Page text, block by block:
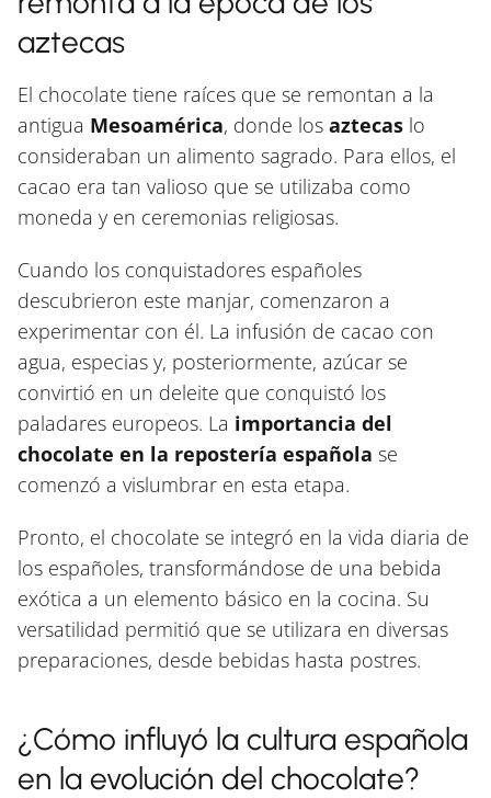
aztecas
El chocolate tiene raíces que se remontan a la
antigua Mesoamérica, donde los aztecas lo
consideraban un alimento sagrado. Para ellos, el
cacao era tan valioso que se utilizaba como
moneda y en ceremonias religiosas.
Cuando los conquistadores españoles
descubrieron este manjar, comenzaron a
experimentar con él. La infusión de cacao con
agua, especias y, posteriormente, azúcar se
convirtió en un deleite que conquistó los
paladares europeos. La importancia del
chocolate en la repostería española se
comenzó a vislumbrar en esta etapa.
Pronto, el chocolate se integró en la vida diaria de
los españoles, transformándose de una bebida
exótica a un elemento básico en la cocina. Su
versatilidad permitió que se utilizara en diversas
preparaciones, desde bebidas hasta postres.
¿Cómo influyó la cultura española
en la evolución del chocolate?